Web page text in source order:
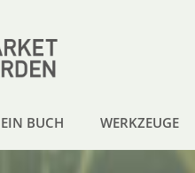
BUCH WERKZEUGE